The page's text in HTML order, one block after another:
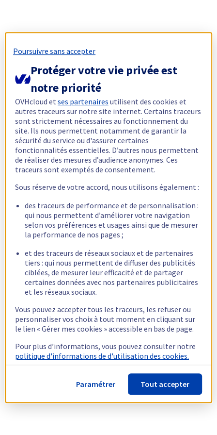
Poursuivre sans accepter
Protéger votre vie privée est
notre priorité
OVHcloud etses partenaires utilisent des cookies et
autres traceurs sur notre site internet. Certains traceurs
sont strictement nécessaires au fonctionnement du
site. Ils nous permettent notamment de garantir la
sécurité du service ou d'assurer certaines
fonctionnalités essentielles. D’autres nous permettent
de réaliser des mesures d’audience anonymes. Ces
traceurs sont exemptés de consentement.
Sous réserve de votre accord, nous utilisons également :
des traceurs de performance et de personnalisation :
qui nous permettent d’améliorer votre navigation
selon vos préférences et usages ainsi que de mesurer
la performance de nos pages ;
et des traceurs de réseaux sociaux et de partenaires
tiers : qui nous permettent de diffuser des publicités
ciblées, de mesurer leur efficacité et de partager
certaines données avec nos partenaires publicitaires
et les réseaux sociaux.
Vous pouvez accepter tous les traceurs, les refuser ou
personnaliser vos choix à tout moment en cliquant sur
le lien « Gérer mes cookies » accessible en bas de page.
Pour plus d’informations, vous pouvez consulter notre
politique d'informations de d'utilisation des cookies.
Paramétrer Tout accepter